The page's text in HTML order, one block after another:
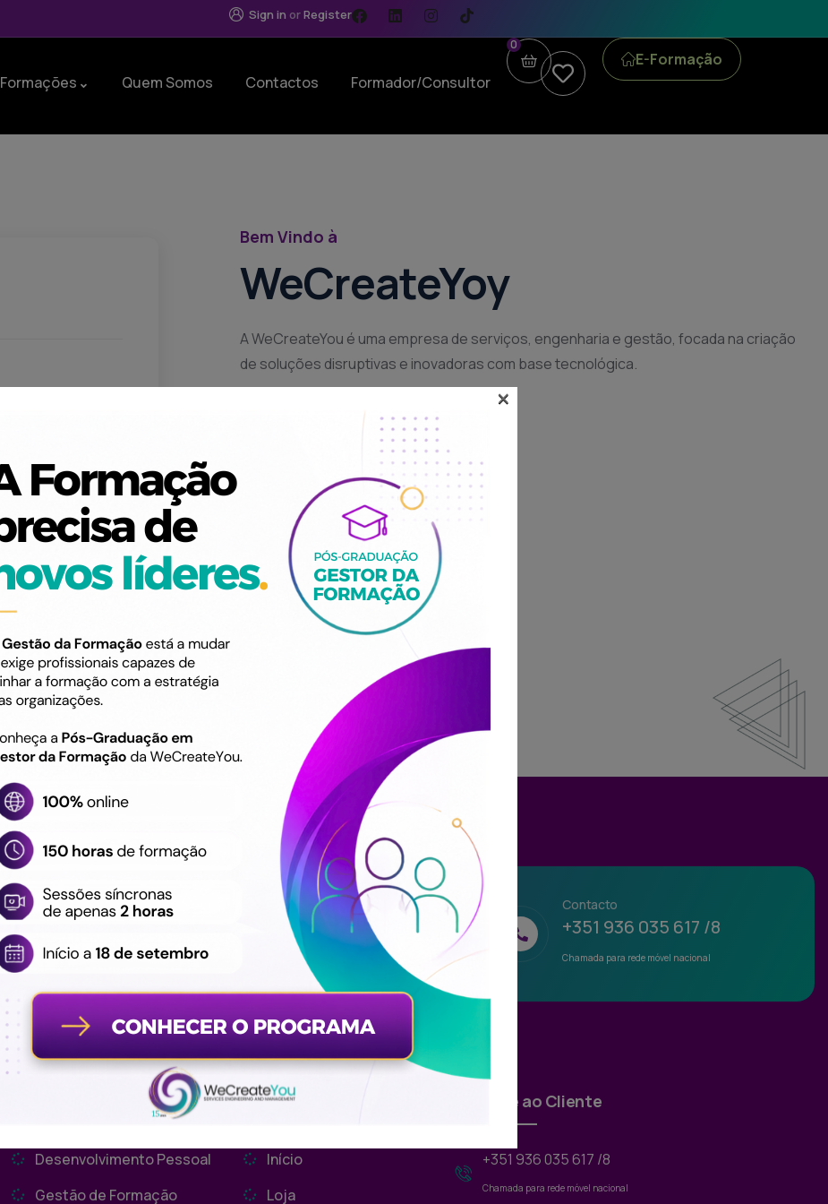
Sign in orRegister
Formações Quem Somos Contactos Formador/Consultor
0
E-Formação
Recover Password
Bem Vindo à
WeCreateYoy
A WeCreateYou é uma empresa de serviços, engenharia e gestão, focada na criação
de soluções disruptivas e inovadoras com base tecnológica.
Explore Mais
Email
hello@wecreateyou.pt
Contacto
+351 936 035 617 /8
Chamada para rede móvel nacional
Desenvolvimento Pessoal
Gestão de Formação
Mapa do site
Início
Loja
Suporte ao Cliente
+351 936 035 617 /8
Chamada para rede móvel nacional
×